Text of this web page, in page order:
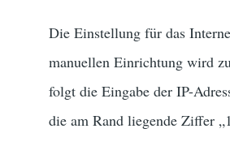
Die Einstellung für das
manuellen Einrichtung wird
folgt die Eingabe der IP-
die am Rand liegende Ziffer